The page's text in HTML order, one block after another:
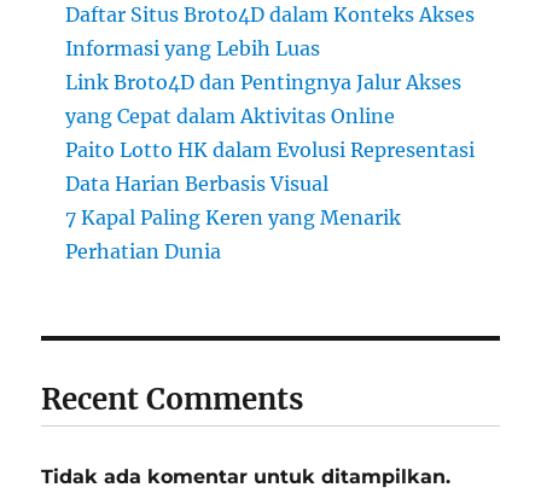
Daftar Situs Broto4D dalam Konteks Akses
Informasi yang Lebih Luas
Link Broto4D dan Pentingnya Jalur Akses
yang Cepat dalam Aktivitas Online
Paito Lotto HK dalam Evolusi Representasi
Data Harian Berbasis Visual
7 Kapal Paling Keren yang Menarik
Perhatian Dunia
Recent Comments
Tidak ada komentar untuk ditampilkan.